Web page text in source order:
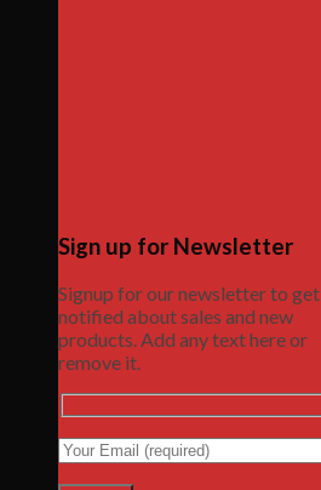
Sign up for Newsletter
Signup for our newsletter to get
notified about sales and new
products. Add any text here or
remove it.